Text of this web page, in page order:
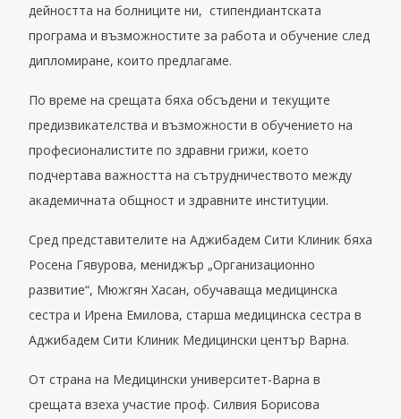
дейността на болниците ни, стипендиантската
програма и възможностите за работа и обучение след
дипломиране, които предлагаме.
По време на срещата бяха обсъдени и текущите
предизвикателства и възможности в обучението на
професионалистите по здравни грижи, което
подчертава важността на сътрудничеството между
академичната общност и здравните институции.
Сред представителите на Аджибадем Сити Клиник бяха
Росена Гявурова, мениджър „Организационно
развитие“, Мюжгян Хасан, обучаваща медицинска
сестра и Ирена Емилова, старша медицинска сестра в
Аджибадем Сити Клиник Медицински център Варна.
От страна на Медицински университет-Варна в
срещата взеха участие проф. Силвия Борисова